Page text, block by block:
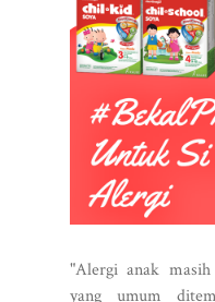
"Alergi anak masih
yang umum